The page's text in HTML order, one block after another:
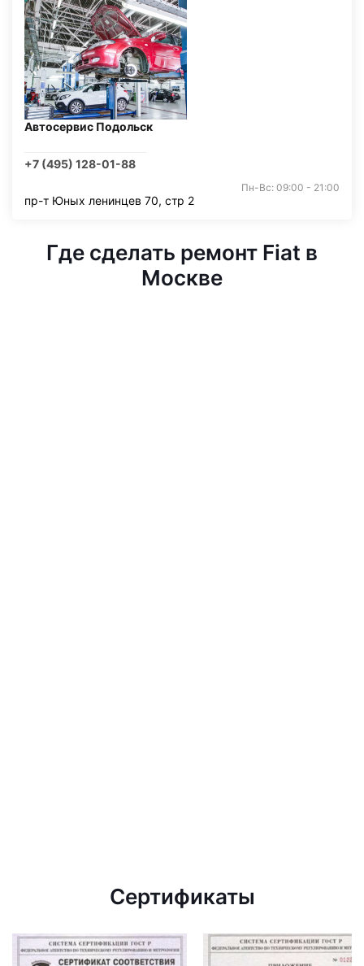
Автосервис Подольск
+7 (495) 128-01-88
Пн-Вс: 09:00 - 21:00
пр-т Юных ленинцев 70, стр 2
Где сделать ремонт Fiat в
Москве
Сертификаты